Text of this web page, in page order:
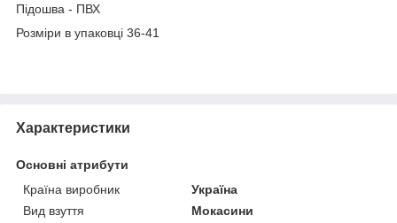
Підошва - ПВХ
Розміри в упаковці 36-41
Характеристики
Основні атрибути
Країна виробник
Україна
Вид взуття
Мокасини